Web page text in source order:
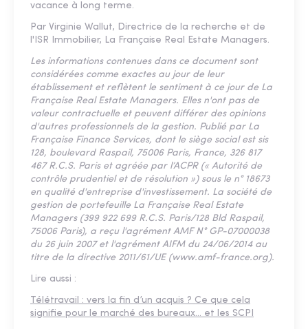
vacance à long terme.
Par Virginie Wallut, Directrice de la recherche et de
l'ISR Immobilier, La Française Real Estate Managers.
Les informations contenues dans ce document sont
considérées comme exactes au jour de leur
établissement et reflètent le sentiment à ce jour de La
Française Real Estate Managers. Elles n'ont pas de
valeur contractuelle et peuvent différer des opinions
d'autres professionnels de la gestion. Publié par La
Française Finance Services, dont le siège social est sis
128, boulevard Raspail, 75006 Paris, France, 326 817
467 R.C.S. Paris et agréée par l’ACPR (« Autorité de
contrôle prudentiel et de résolution ») sous le n° 18673
en qualité d'entreprise d'investissement. La société de
gestion de portefeuille La Française Real Estate
Managers (399 922 699 R.C.S. Paris/128 Bld Raspail,
75006 Paris), a reçu l'agrément AMF N° GP-07000038
du 26 juin 2007 et l'agrément AIFM du 24/06/2014 au
titre de la directive 2011/61/UE (www.amf-france.org).
Lire aussi :
Télétravail : vers la fin d’un acquis ? Ce que cela
signifie pour le marché des bureaux… et les SCPI